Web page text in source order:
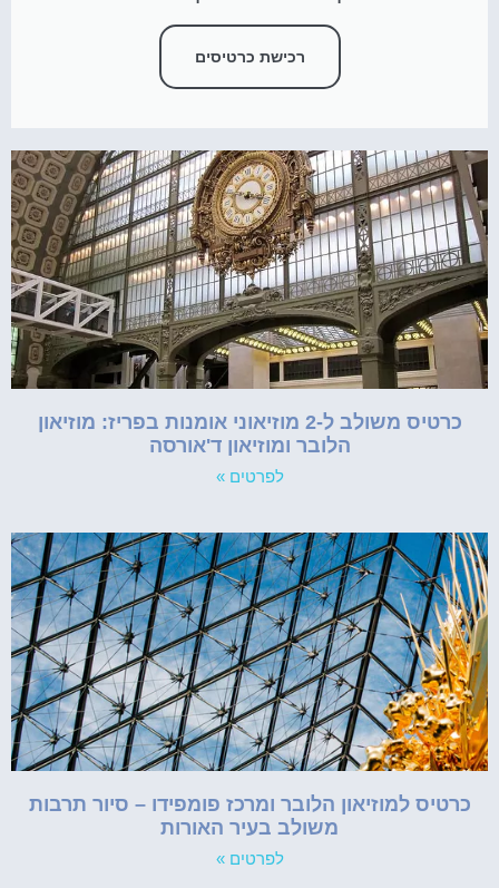
רכישת כרטיסים
כרטיס משולב ל-2 מוזיאוני אומנות בפריז: מוזיאון
הלובר ומוזיאון ד'אורסה
לפרטים »
כרטיס למוזיאון הלובר ומרכז פומפידו – סיור תרבות
משולב בעיר האורות
לפרטים »